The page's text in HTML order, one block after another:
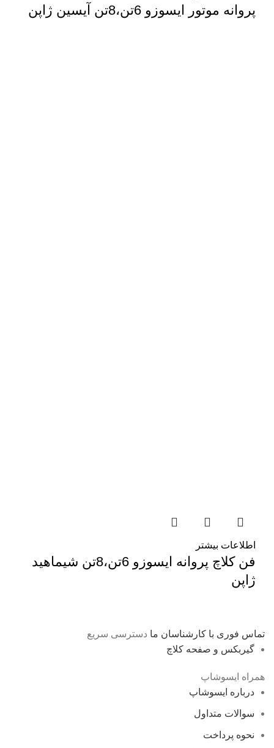
پروانه موتور ایسوزو 6تن،8تن آیسین ژاپن
اطلاعات بیشتر
فن کلاچ پروانه ایسوزو 6تن،8تن شیماهید
ژاپن
تماس فوری با کارشناسان ما دسترسی سریع
گیربکس و صفحه کلاچ
همراه ایسوشاپ
درباره ایسوشاپ
سوالات متداول
نحوه پرداخت